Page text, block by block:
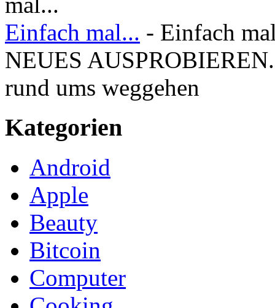
Einfach mal... - Einfach
NEUES
rund ums weggehen
Kategorien
Android
Apple
Beauty
Bitcoin
Computer